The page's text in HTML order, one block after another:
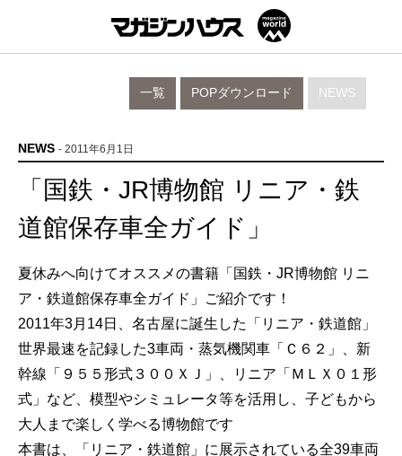
NEWS
POPダウンロード
一覧
NEWS - 2011年6月1日
「国鉄・JR博物館 リニア・鉄
道館保存車全ガイド」
夏休みへ向けてオススメの書籍「国鉄・JR博物館 リニ
ア・鉄道館保存車全ガイド」ご紹介です！
2011年3月14日、名古屋に誕生した「リニア・鉄道館」
世界最速を記録した3車両・蒸気機関車「Ｃ６２」、新
幹線「９５５形式３００ＸＪ」、リニア「ＭＬＸ０１形
式」など、模型やシミュレータ等を活用し、子どもから
大人まで楽しく学べる博物館です
本書は、「リニア・鉄道館」に展示されている全39車両